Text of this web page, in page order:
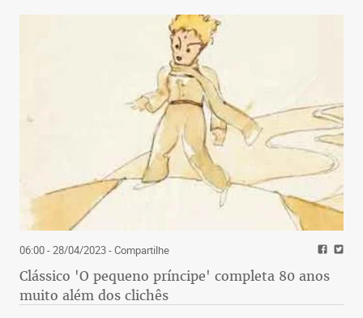
06:00 - 28/04/2023- Compartilhe
Clássico 'O pequeno príncipe' completa 80 anos
muito além dos clichês